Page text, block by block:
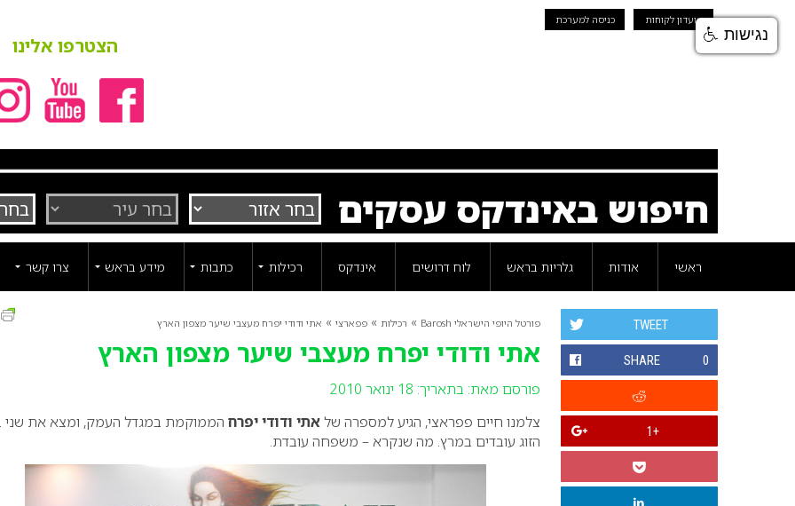
מועדון לקוחות כניסה למערכת
הצטרפו אלינו
חיפוש באינדקס עסקים
ראשי אודות גלריות בראש לוח דרושים אינדקס רכילות כתבות מידע בראש צרו קשר
פורטל היופי הישראלי Barosh » רכילות » פפארצי » אתי ודודי יפרח מעצבי שיער מצפון הארץ
אתי ודודי יפרח מעצבי שיער מצפון הארץ
פורסם מאת: בתאריך: 18 ינואר 2010
TWEET
SHARE 0
+1 צלמנו חיים פפראצי, הגיע למספרה שלאתי ודודי יפרח הממוקמת במגדל העמק, ומצא את שני
הזוג עובדים במרץ. מה שנקרא – משפחה עובדת.
נגישות